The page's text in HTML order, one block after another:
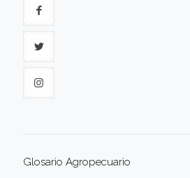
Glosario Agropecuario